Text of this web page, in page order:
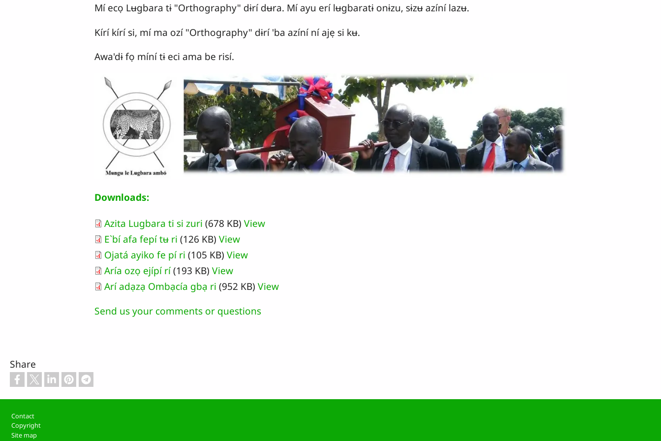
Mí ecọ Lʉgbara tɨ "Orthography" dɨrí dʉra. Mí ayu erí lʉgbaratɨ onɨzu, sɨzʉ azíní lazʉ.
Kírí kírí si, mí ma ozí "Orthography" dɨrí 'ba azíní ní ajẹ si kʉ.
Awa'dɨ fọ míní tɨ eci ama be risí.
Downloads:
Azita Lugbara ti si zuri (678 KB) View
E`bí afa fepí tʉ ri (126 KB) View
Ojatá ayiko fe pí ri (105 KB) View
Aría ozọ ejípí rí(193 KB) View
Arí adạzạ Ombạcía gbạ ri (952 KB) View
Send us your comments or questions
Share
Contact
Copyright
Site map